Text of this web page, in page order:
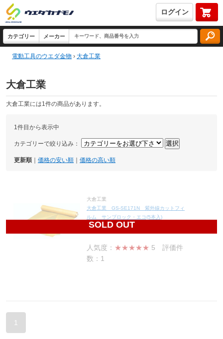
ログイン
電動工具のウエダ金物 › 大倉工業
大倉工業
大倉工業には1件の商品があります。
1件目から表示中
カテゴリーで絞り込み：
更新順 価格の安い順 価格の高い順
SOLD OUT
大倉工業
大倉工業 GS-SE171N 紫外線カットフィ
ルム サンブロック・エコ(5本入)
26,620
人気度： ★★★★★ 5 評価件
数：1
1